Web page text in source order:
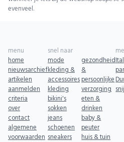
evenveel.
menu
home
nieuwsarchief
artikelen
aanmelden
criteria
over
contact
algemene
voorwaarden
snel naar
mode
kleding &
accessoires
kleding
bikini's
sokken
jeans
schoenen
sneakers
gezondheid
&
persoonlijke
verzorging
eten &
drinken
baby &
peuter
huis & tuin